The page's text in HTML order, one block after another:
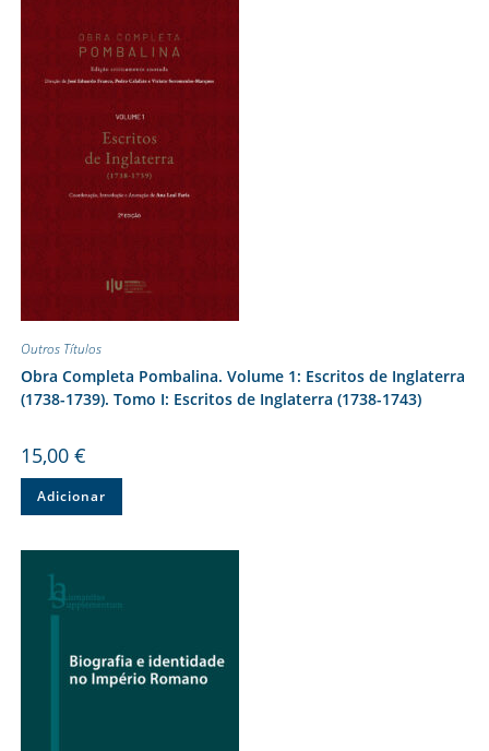
Outros Títulos
Obra Completa Pombalina. Volume 1: Escritos de Inglaterra
(1738-1739). Tomo I: Escritos de Inglaterra (1738-1743)
15,00 €
Adicionar